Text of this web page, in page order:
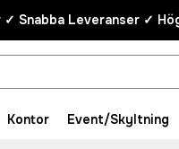
Snabba Leveranser ✓
Kontor Event/Skyltning